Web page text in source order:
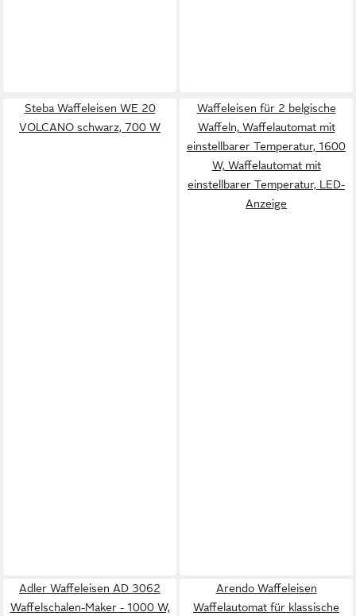
Steba Waffeleisen WE 20
VOLCANO schwarz, 700 W
Waffeleisen für 2 belgische
Waffeln, Waffelautomat mit
einstellbarer Temperatur, 1600
W, Waffelautomat mit
einstellbarer Temperatur, LED-
Anzeige
Adler Waffeleisen AD 3062
Waffelschalen-Maker - 1000 W,
Arendo Waffeleisen
Waffelautomat für klassische